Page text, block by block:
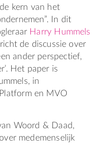
kern van het
In dit
Harry Hummels
de discussie over
ander perspectief,
Het paper is
in
en MVO
Woord & Daad,
medemenselijk